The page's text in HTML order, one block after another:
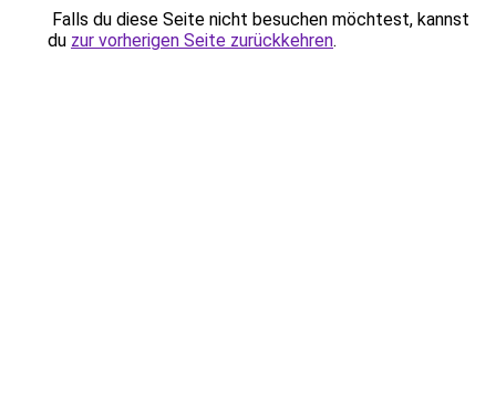
Falls du diese Seite nicht besuchen möchtest, kannst
du zur vorherigen Seite zurückkehren.